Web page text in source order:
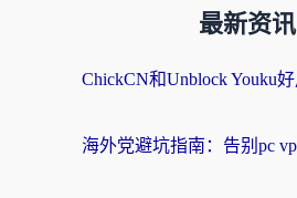
最新资讯